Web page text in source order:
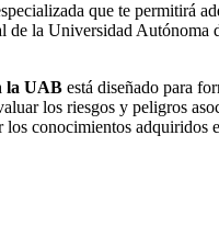
que te permitirá
la Universidad
la UAB está diseñado para
los riesgos y peligros
conocimientos adquiridos